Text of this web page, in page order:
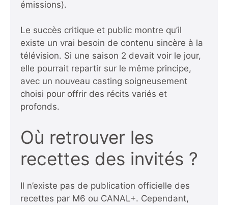
émissions).
Le succès critique et public montre qu’il
existe un vrai besoin de contenu sincère à la
télévision. Si une saison 2 devait voir le jour,
elle pourrait repartir sur le même principe,
avec un nouveau casting soigneusement
choisi pour offrir des récits variés et
profonds.
Où retrouver les
recettes des invités ?
Il n’existe pas de publication officielle des
recettes par M6 ou CANAL+. Cependant,